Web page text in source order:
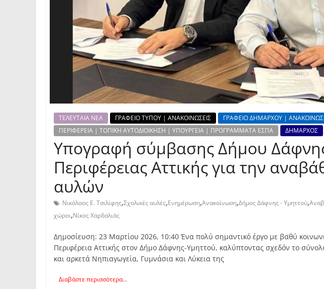
ΤΕΛΕΥΤΑΙΑ ΝΕΑ ΓΡΑΦΕΙΟ ΤΥΠΟΥ | ΑΝΑΚΟΙΝΩΣΕΙΣ
ΓΡΑΦΕΙΟ ΔΗΜΑΡΧΟΥ |
ΠΕΡΙΦΕΡΕΙΑ | ΤΟΠΙΚΗ ΑΥΤΟΔΙΟΙΚΗΣΗ | ΥΠΟΥΡΓΕΙΑ | ΠΡΟΓΡΑΜΜΑΤΑ ΕΣΠΑ
ΔΗΜΑΡΧΟΣ
Υπογραφή σύμβασης Δήμου
Περιφέρειας Αττικής για την
αυλών
Νικόλαος Ε. Τσιλίφης,Σχολικές αυλές,Ενημέρωση,Ανακοίνωση,Δήμος Δάφνης - Υμηττού,
χώροι,Νίκος Χαρδαλιάς
Δημοσίευση: 23 Μαρτίου 2026, 10:40 Ένα πολύ σημαντικό έργο με βαθύ
Περιφέρεια Αττικής στον Δήμο Δάφνης-Υμηττού, καλύπτοντας σχεδόν το
και αρκετά Νηπιαγωγεία, Γυμνάσια και Λύκεια της
Διαβάστε περισσότερα...